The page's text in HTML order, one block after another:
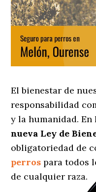
El bienestar de
responsabilidad
y la humanidad. En
nueva Ley de
obligatoriedad de
perros para todos
de cualquier raza.